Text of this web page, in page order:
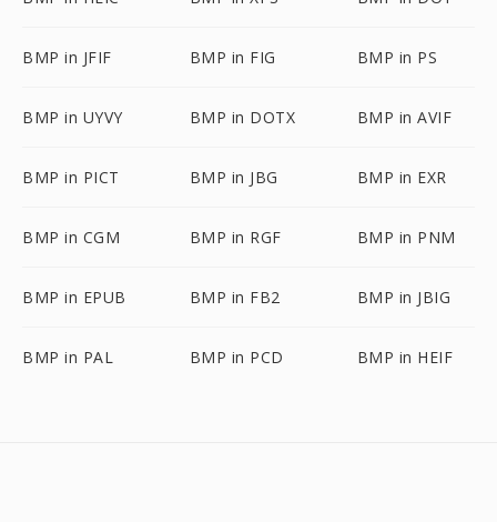
BMP in JFIF BMP in FIG BMP in PS
BMP in UYVY BMP in DOTX BMP in AVIF
BMP in PICT BMP in JBG BMP in EXR
BMP in CGM BMP in RGF BMP in PNM
BMP in EPUB BMP in FB2 BMP in JBIG
BMP in PAL BMP in PCD BMP in HEIF